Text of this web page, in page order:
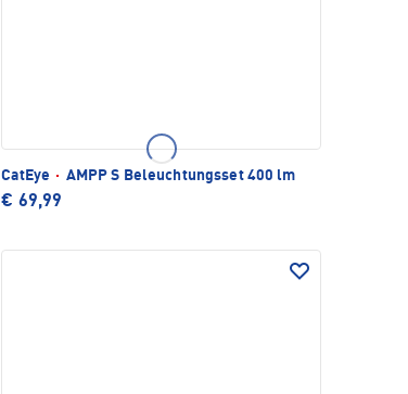
CatEye · AMPP S Beleuchtungsset 400 lm
€ 69,99